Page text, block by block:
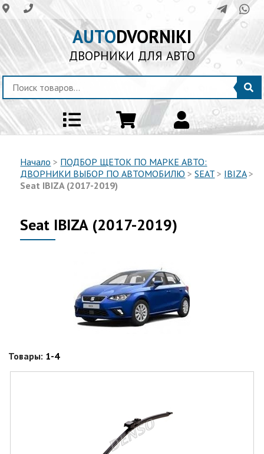
AUTODVORNIKI
ДВОРНИКИ ДЛЯ АВТО
Начало > ПОДБОР ЩЕТОК ПО МАРКЕ АВТО:
ДВОРНИКИ ВЫБОР ПО АВТОМОБИЛЮ >SEAT > IBIZA>
Seat IBIZA (2017-2019)
Seat IBIZA (2017-2019)
Товары: 1-4